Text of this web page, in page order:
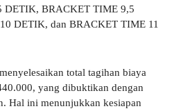
DETIK, BRACKET TIME 9,5
DETIK, dan BRACKET TIME 11
total tagihan biaya
yang dibuktikan dengan
Hal ini menunjukkan kesiapan